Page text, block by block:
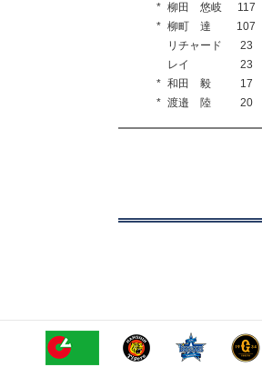
* 柳田 悠岐 117
* 柳町 達 107
リチャード
23
レイ
23
* 和田 毅 17
* 渡邉 陸 20